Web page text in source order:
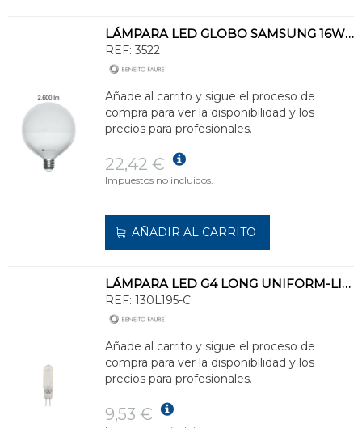
LÁMPARA LED GLOBO SAMSUNG 16W E27 3000K
REF: 3522
Añade al carrito y sigue el proceso de
compra para ver la disponibilidad y los
precios para profesionales.
22,42 €
Impuestos no incluidos.
AÑADIR AL CARRITO
LÁMPARA LED G4 LONG UNIFORM-LINE 1,6W 3000K
REF: 130L195-C
Añade al carrito y sigue el proceso de
compra para ver la disponibilidad y los
precios para profesionales.
9,53 €